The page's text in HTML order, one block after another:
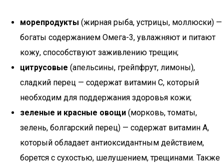
морепродукты (жирная рыба, устрицы, моллюски) —
богаты содержанием Омега-3, увлажняют и питают
кожу, способствуют заживлению трещин;
цитрусовые (апельсины, грейпфрут, лимоны),
сладкий перец — содержат витамин С, который
необходим для поддержания здоровья кожи;
зеленые и красные овощи (морковь, томаты,
зелень, болгарский перец) — содержат витамин А,
который обладает антиоксидантным действием,
борется с сухостью, шелушением, трещинами. Также